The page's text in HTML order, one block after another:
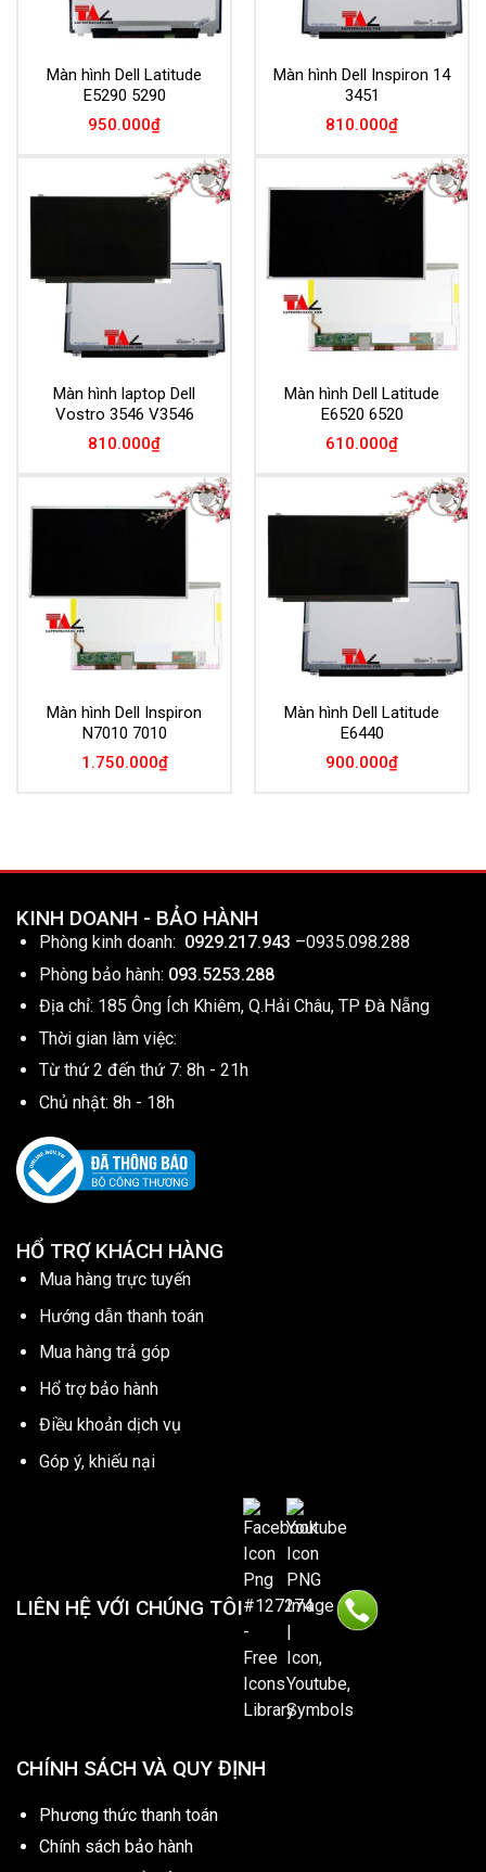
Màn hình Dell Latitude
E5290 5290
950.000₫
Màn hình Dell Inspiron 14
3451
810.000₫
Màn hình laptop Dell
Vostro 3546 V3546
810.000₫
Màn hình Dell Latitude
E6520 6520
610.000₫
Màn hình Dell Inspiron
N7010 7010
1.750.000₫
Màn hình Dell Latitude
E6440
900.000₫
KINH DOANH - BẢO HÀNH
Phòng kinh doanh: 0929.217.943 –0935.098.288
Phòng bảo hành: 093.5253.288
Địa chỉ: 185 Ông Ích Khiêm, Q.Hải Châu, TP Đà Nẵng
Thời gian làm việc:
Từ thứ 2 đến thứ 7: 8h - 21h
Chủ nhật: 8h - 18h
HỔ TRỢ KHÁCH HÀNG
Mua hàng trực tuyến
Hướng dẫn thanh toán
Mua hàng trả góp
Hổ trợ bảo hành
Điều khoản dịch vụ
Góp ý, khiếu nại
LIÊN HỆ VỚI CHÚNG TÔI
CHÍNH SÁCH VÀ QUY ĐỊNH
Phương thức thanh toán
Chính sách bảo hành